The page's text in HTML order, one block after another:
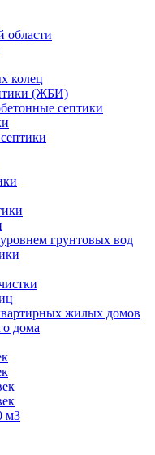
области
колец
(ЖБИ)
септики
грунтовых вод
жилых домов
дома
м3